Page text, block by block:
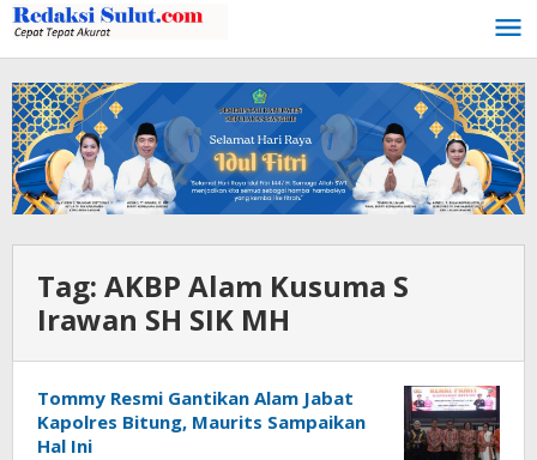
Lewati
ke
konten
Tag: AKBP Alam Kusuma S
Irawan SH SIK MH
Tommy Resmi Gantikan Alam Jabat
Kapolres Bitung, Maurits Sampaikan
Hal Ini